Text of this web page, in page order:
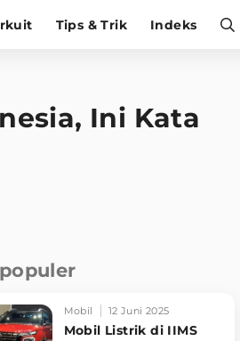
Tips & Trik Indeks
Ini Kata
Mobil 12 Juni 2025
Mobil Listrik di IIMS